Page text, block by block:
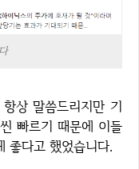
빠르기 때문에 이들
좋다고 했었습니다.